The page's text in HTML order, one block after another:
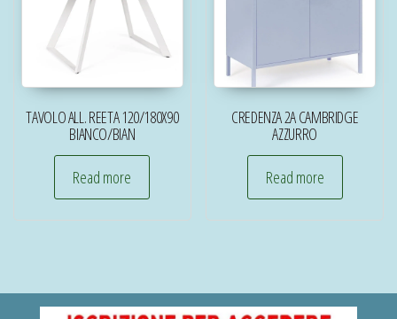
TAVOLO ALL. REETA 120/180X90
BIANCO/BIAN
Read more
CREDENZA 2A CAMBRIDGE
AZZURRO
Read more